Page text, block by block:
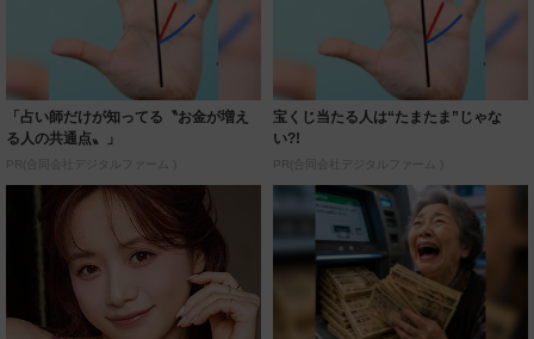
「占い師だけが知ってる〝お金が増え
る人の共通点〟」
PR(合同会社デジタルファーム )
宝くじ当たる人は“たまたま”じゃな
い?!
PR(合同会社デジタルファーム )